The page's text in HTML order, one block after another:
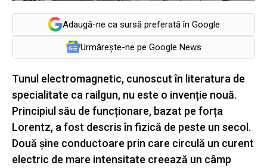
Adaugă-ne ca sursă preferată în Google
Urmărește-ne pe Google News
Tunul electromagnetic, cunoscut în literatura de
specialitate ca railgun, nu este o invenție nouă.
Principiul său de funcționare, bazat pe forța
Lorentz, a fost descris în fizică de peste un secol.
Două șine conductoare prin care circulă un curent
electric de mare intensitate creează un câmp